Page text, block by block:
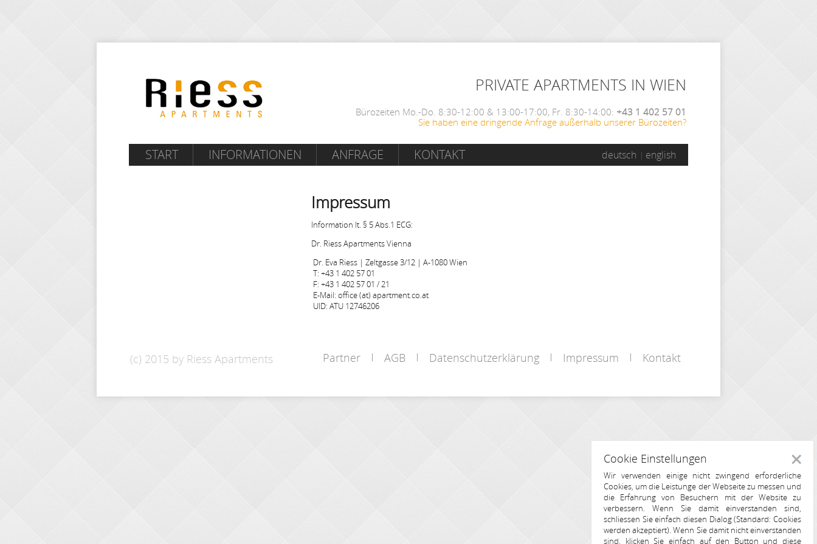
PRIVATE APARTMENTS IN WIEN
Bürozeiten Mo.-Do. 8:30-12:00 & 13:00-17:00, Fr. 8:30-14:00: +43 1 402 57 01
Sie haben eine dringende Anfrage außerhalb unserer Bürozeiten?
START INFORMATIONEN ANFRAGE KONTAKT deutsch english
Impressum
Information lt. § 5 Abs.1 ECG:
Dr. Riess Apartments Vienna
Dr. Eva Riess | Zeltgasse 3/12 | A-1080 Wien
T: +43 1 402 57 01
F: +43 1 402 57 01 / 21
E-Mail: office (at) apartment.co.at
UID: ATU 12746206
(c) 2015 by Riess Apartments Partner AGB Datenschutzerklärung Impressum Kontakt
Cookie Einstellungen
Wir verwenden einige nicht zwingend erforderliche
Cookies, um die Leistunge der Webseite zu messen und
die Erfahrung von Besuchern mit der Website zu
verbessern. Wenn Sie damit einverstanden sind,
schliessen Sie einfach diesen Dialog (Standard: Cookies
werden akzeptiert). Wenn Sie damit nicht einverstanden
sind, klicken Sie einfach auf den Button und diese